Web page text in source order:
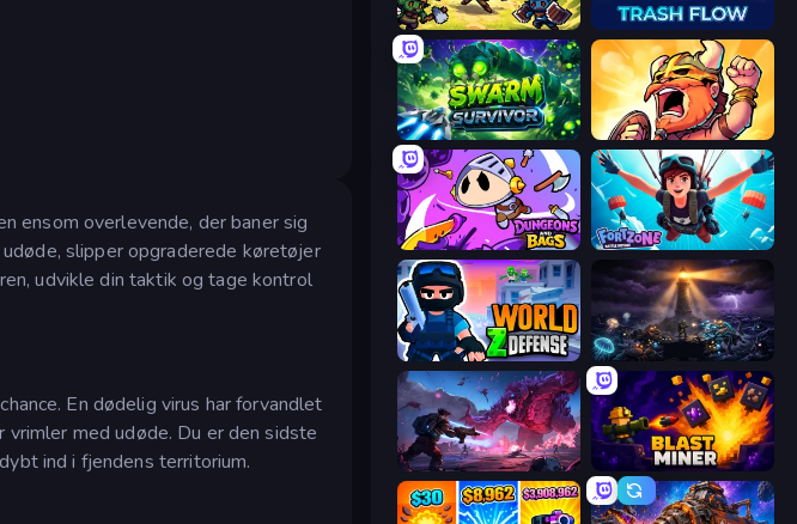
ensom overlevende, der baner sig
slipper opgraderede køretøjer
udvikle din taktik og tage kontrol
En dødelig virus har forvandlet
vrimler med udøde. Du er den sidste
ind i fjendens territorium.
Knight Survival Trash Flow
Swarm Survivor World Survivors
Dungeons and Bags Fortzone Battle Royale
World Z Defense - Zombie Defense The Last Lighthouse
Grimdark Survivors Blast Miner